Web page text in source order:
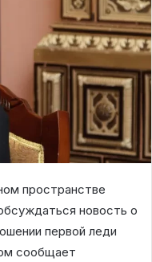
пространстве
новость о
первой леди
сообщает